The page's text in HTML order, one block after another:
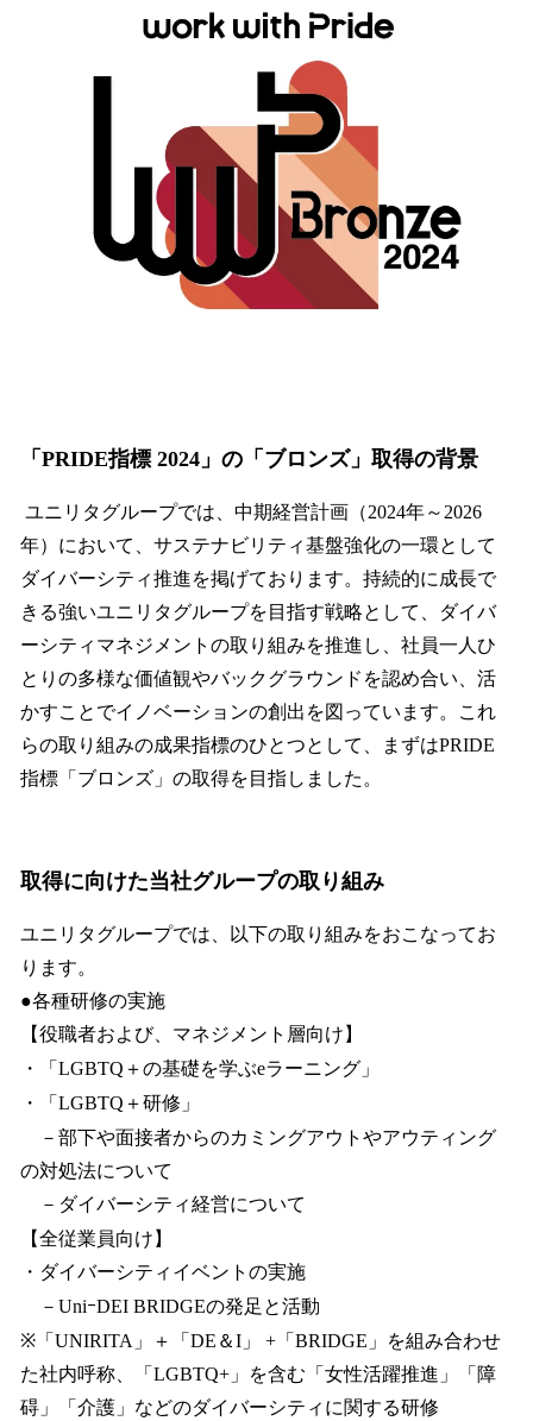
「PRIDE指標 2024」の「ブロンズ」取得の背景
ユニリタグループでは、中期経営計画（2024年～2026
年）において、サステナビリティ基盤強化の一環として
ダイバーシティ推進を掲げております。持続的に成長で
きる強いユニリタグループを目指す戦略として、ダイバ
ーシティマネジメントの取り組みを推進し、社員一人ひ
とりの多様な価値観やバックグラウンドを認め合い、活
かすことでイノベーションの創出を図っています。これ
らの取り組みの成果指標のひとつとして、まずはPRIDE
指標「ブロンズ」の取得を目指しました。
取得に向けた当社グループの取り組み
ユニリタグループでは、以下の取り組みをおこなってお
ります。
●各種研修の実施
【役職者および、マネジメント層向け】
・「LGBTQ＋の基礎を学ぶeラーニング」
・「LGBTQ＋研修」
－部下や面接者からのカミングアウトやアウティング
の対処法について
－ダイバーシティ経営について
【全従業員向け】
・ダイバーシティイベントの実施
－UniｰDEI BRIDGEの発足と活動
※「UNIRITA」＋「DE＆I」 +「BRIDGE」を組み合わせ
た社内呼称、「LGBTQ+」を含む「女性活躍推進」「障
碍」「介護」などのダイバーシティに関する研修